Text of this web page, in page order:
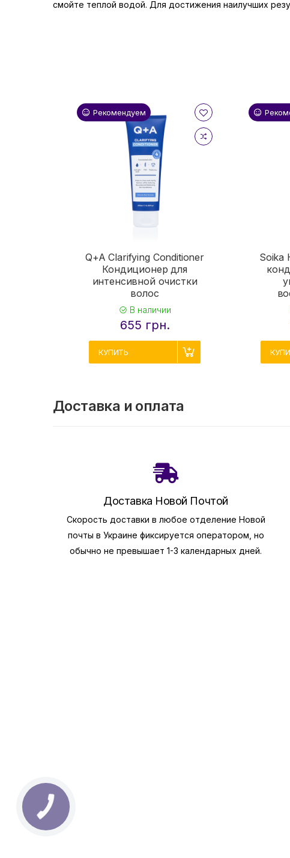
смойте теплой водой. Для достижения наилучших
Рекомендуем
Q+A Clarifying Conditioner
Кондиционер для
интенсивной очистки
волос
В наличии
655 грн.
КУПИТЬ
Soika
Доставка и оплата
Доставка Новой Почтой
Скорость доставки в любое отделение Новой
почты в Украине фиксируется оператором, но
обычно не превышает 1-3 календарных дней.